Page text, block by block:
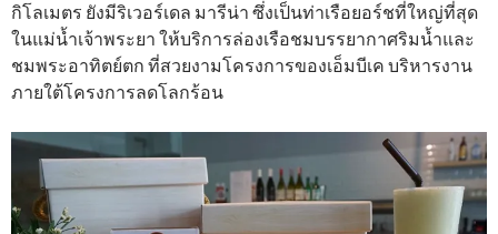
กิโลเมตร ยังมีริเวอร์เดล มารีน่า ซึ่งเป็นท่าเรือยอร์ชที่ใหญ่ที่สุด
ในแม่น้ำเจ้าพระยา ให้บริการล่องเรือชมบรรยากาศริมน้ำและ
ชมพระอาทิตย์ตก ที่สวยงามโครงการของเอ็มบีเค บริหารงาน
ภายใต้โครงการลดโลกร้อน